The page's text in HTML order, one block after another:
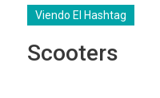
Viendo El Hashtag
Scooters